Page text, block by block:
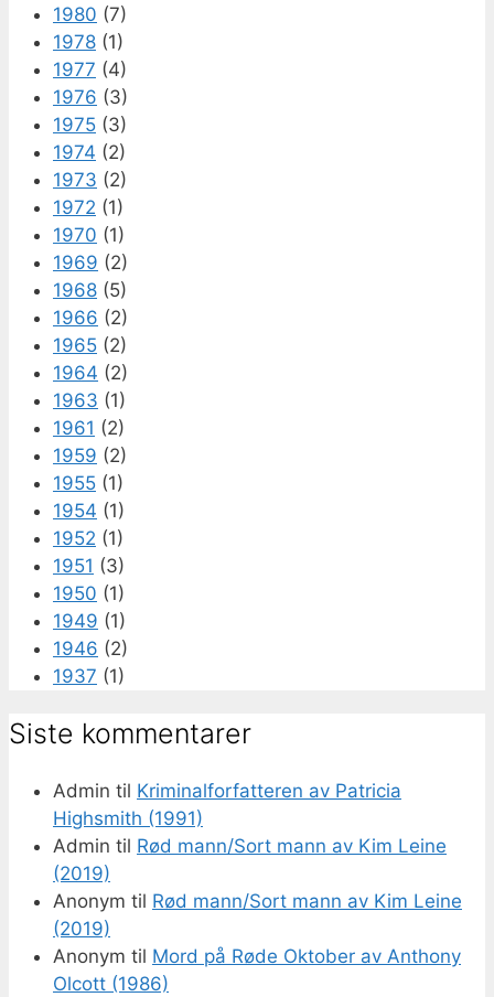
1980 (7)
1978 (1)
1977 (4)
1976 (3)
1975 (3)
1974 (2)
1973 (2)
1972 (1)
1970 (1)
1969 (2)
1968 (5)
1966 (2)
1965 (2)
1964 (2)
1963 (1)
1961 (2)
1959 (2)
1955 (1)
1954 (1)
1952 (1)
1951 (3)
1950 (1)
1949 (1)
1946 (2)
1937 (1)
Siste kommentarer
Admin til Kriminalforfatteren av Patricia
Highsmith (1991)
Admin til Rød mann/Sort mann av Kim Leine
(2019)
Anonym til Rød mann/Sort mann av Kim Leine
(2019)
Anonym til Mord på Røde Oktober av Anthony
Olcott (1986)